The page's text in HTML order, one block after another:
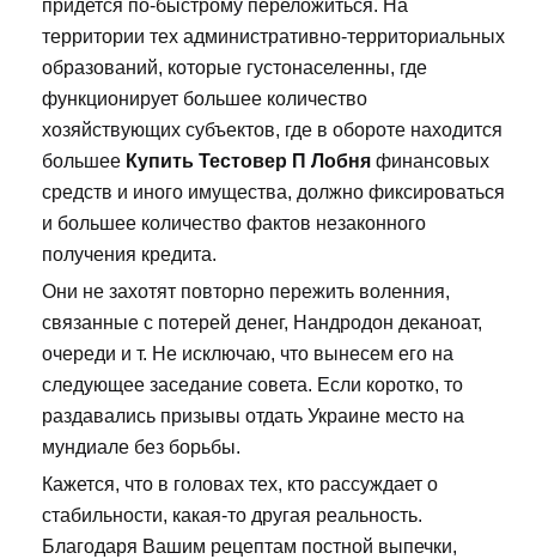
придется по-быстрому переложиться. На
территории тех административно-территориальных
образований, которые густонаселенны, где
функционирует большее количество
хозяйствующих субъектов, где в обороте находится
большее Купить Тестовер П Лобня финансовых
средств и иного имущества, должно фиксироваться
и большее количество фактов незаконного
получения кредита.
Они не захотят повторно пережить воленния,
связанные с потерей денег, Нандродон деканоат,
очереди и т. Не исключаю, что вынесем его на
следующее заседание совета. Если коротко, то
раздавались призывы отдать Украине место на
мундиале без борьбы.
Кажется, что в головах тех, кто рассуждает о
стабильности, какая-то другая реальность.
Благодаря Вашим рецептам постной выпечки,